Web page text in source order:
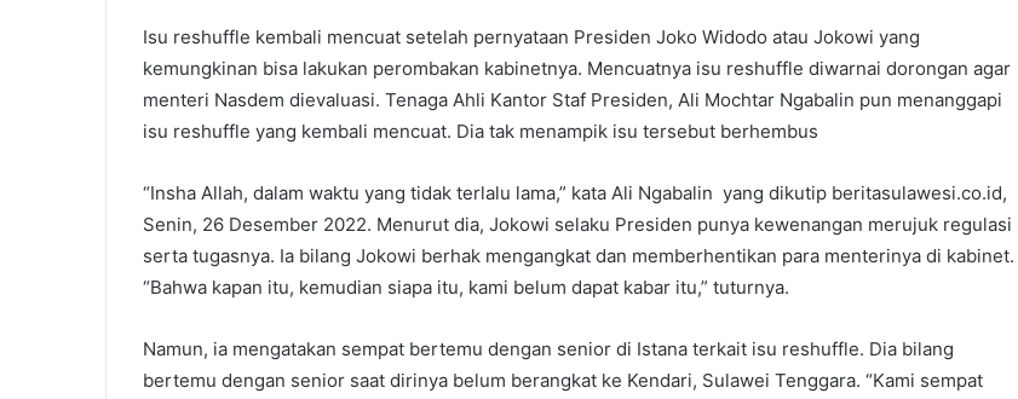
Isu reshuffle kembali mencuat setelah pernyataan Presiden Joko Widodo atau Jokowi yang
kemungkinan bisa lakukan perombakan kabinetnya. Mencuatnya isu reshuffle diwarnai dorongan agar
menteri Nasdem dievaluasi. Tenaga Ahli Kantor Staf Presiden, Ali Mochtar Ngabalin pun menanggapi
isu reshuffle yang kembali mencuat. Dia tak menampik isu tersebut berhembus
“Insha Allah, dalam waktu yang tidak terlalu lama,” kata Ali Ngabalin yang dikutip beritasulawesi.co.id,
Senin, 26 Desember 2022. Menurut dia, Jokowi selaku Presiden punya kewenangan merujuk regulasi
serta tugasnya. Ia bilang Jokowi berhak mengangkat dan memberhentikan para menterinya di kabinet.
“Bahwa kapan itu, kemudian siapa itu, kami belum dapat kabar itu,” tuturnya.
Namun, ia mengatakan sempat bertemu dengan senior di Istana terkait isu reshuffle. Dia bilang
bertemu dengan senior saat dirinya belum berangkat ke Kendari, Sulawei Tenggara. “Kami sempat